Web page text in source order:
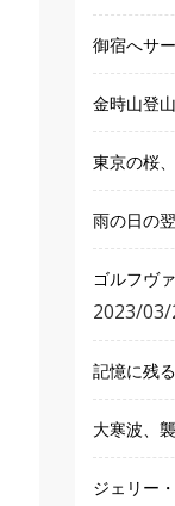
御宿へサ
金時山登山
東京の桜
雨の日の
ゴルフヴ
2023/03/
記憶に残る
大寒波、襲
ジェリー